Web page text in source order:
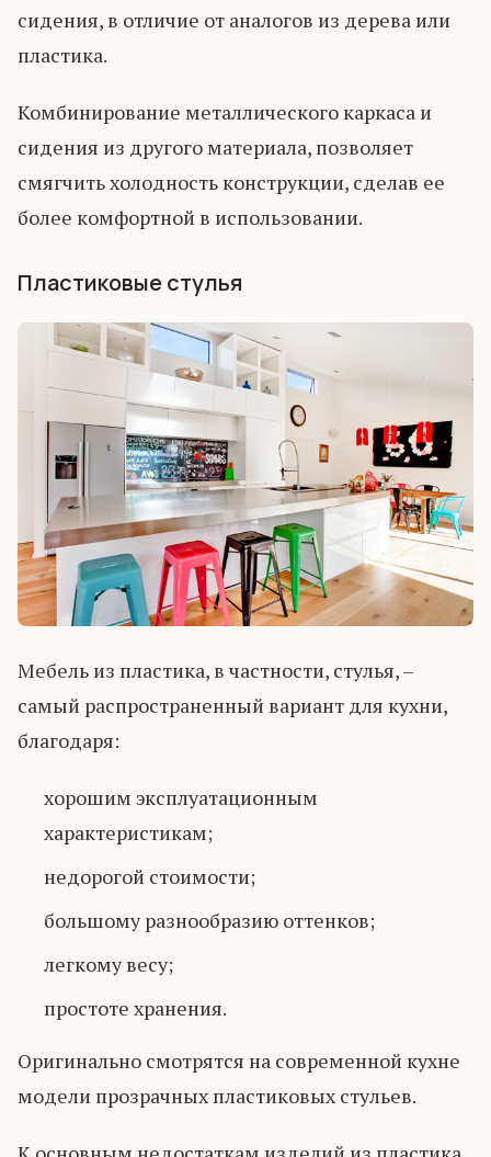
сидения, в отличие от аналогов из дерева или
пластика.
Комбинирование металлического каркаса и
сидения из другого материала, позволяет
смягчить холодность конструкции, сделав ее
более комфортной в использовании.
Пластиковые стулья
Мебель из пластика, в частности, стулья, –
самый распространенный вариант для кухни,
благодаря:
хорошим эксплуатационным
характеристикам;
недорогой стоимости;
большому разнообразию оттенков;
легкому весу;
простоте хранения.
Оригинально смотрятся на современной кухне
модели прозрачных пластиковых стульев.